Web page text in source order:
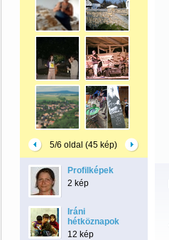
5/6 oldal (45 kép)
Profilképek
2 kép
Iráni
hétköznapok
12 kép